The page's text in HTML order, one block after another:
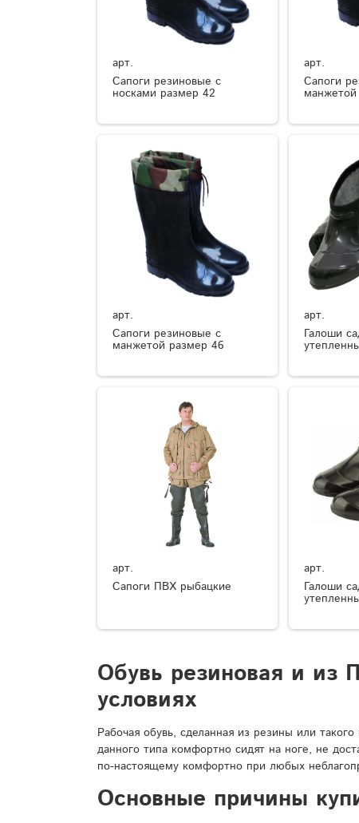
арт.
Сапоги резиновые с
носками размер 42
арт.
Сапоги
арт.
Сапоги резиновые с
манжетой размер 46
арт.
Галоши
арт.
Сапоги ПВХ рыбацкие
арт.
Галоши
Обувь резиновая и
условиях
Рабочая обувь, сделанная из резины или
данного типа комфортно сидят на ноге, не
по-настоящему комфортно при любых
Основные причины